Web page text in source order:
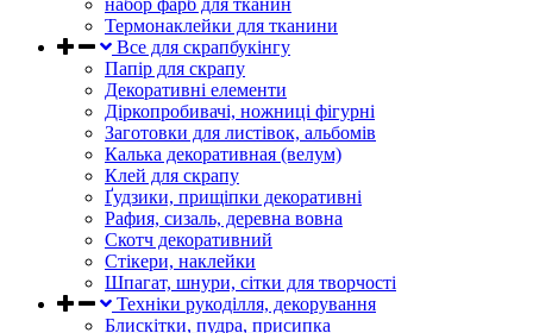
набор фарб для тканин
Термонаклейки для тканини
Все для скрапбукінгу
Папір для скрапу
Декоративні елементи
Діркопробивачі, ножниці фігурні
Заготовки для листівок, альбомів
Калька декоративная (велум)
Клей для скрапу
Ґудзики, прищіпки декоративні
Рафия, сизаль, деревна вовна
Скотч декоративний
Стікери, наклейки
Шпагат, шнури, сітки для творчості
Техніки рукоділля, декорування
Блискітки, пудра, присипка